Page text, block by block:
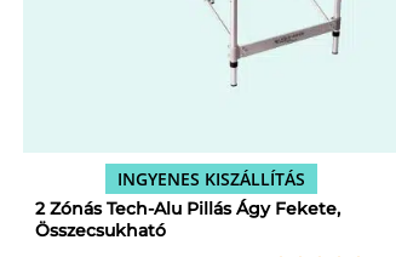
INGYENES KISZÁLLÍTÁS
2 Zónás Tech-Alu Pillás Ágy Fekete,
Összecsukható